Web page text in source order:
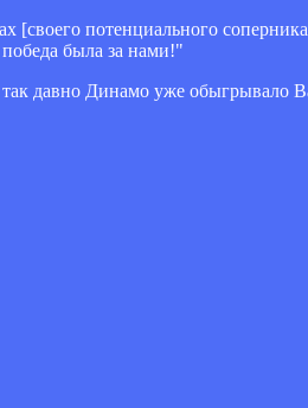
[своего потенциального
победа была за нами!"
давно Динамо уже обыгрывало